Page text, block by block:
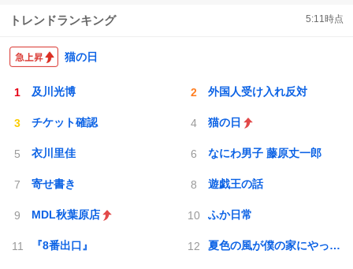
トレンドランキング 5:11時点
猫の日
及川光博 外国人受け入れ反対
チケット確認 猫の日
衣川里佳 なにわ男子 藤原丈一郎
寄せ書き 遊戯王の話
MDL秋葉原店 ふか日常
『8番出口』 夏色の風が僕の家にやってきた